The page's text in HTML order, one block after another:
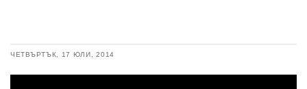
ЧЕТВЪРТЪК, 17 ЮЛИ, 2014